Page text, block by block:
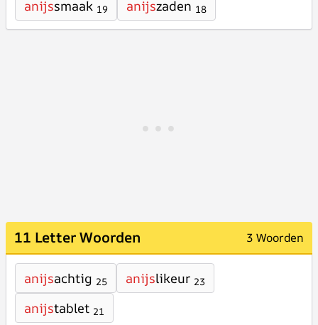
anijssmaak 19 anijszaden 18
11 Letter Woorden 3 Woorden
anijsachtig 25 anijslikeur 23
anijstablet 21